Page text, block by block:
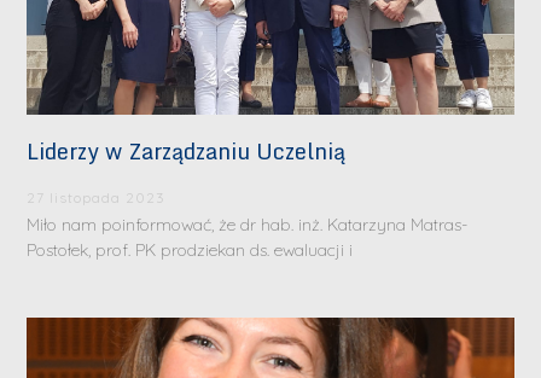
Liderzy w Zarządzaniu Uczelnią
27 listopada 2023
Miło nam poinformować, że dr hab. inż. Katarzyna Matras-
Postołek, prof. PK prodziekan ds. ewaluacji i